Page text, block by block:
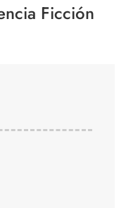
Ficción